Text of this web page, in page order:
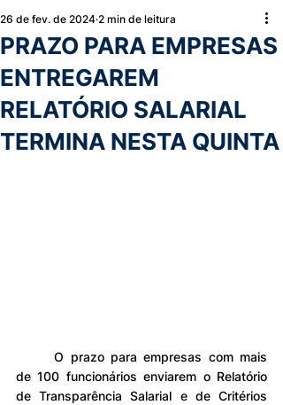
PRAZO PARA EMPRESAS
ENTREGAREM
RELATÓRIO SALARIAL
TERMINA NESTA QUINTA
26 de fev. de 2024 2 min de leitura
	O prazo para empresas com mais
de 100 funcionários enviarem o Relatório
de Transparência Salarial e de Critérios